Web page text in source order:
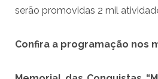
serão promovidas 2 mil
Confira a programação nos